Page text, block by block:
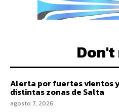
Don't
Alerta por fuertes vientos
distintas zonas de Salta
agosto 7, 2026